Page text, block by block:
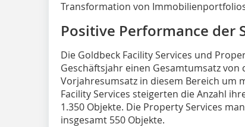
Transformation von
Positive Performance der
Die Goldbeck Facility Services und
Geschäftsjahr einen Gesamtumsatz
Vorjahresumsatz in diesem Bereich um
Facility Services steigerten die Anzahl
1.350 Objekte. Die Property Services
insgesamt 550 Objekte.